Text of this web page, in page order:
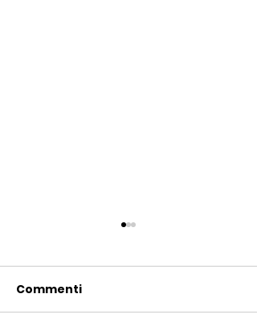
Commenti